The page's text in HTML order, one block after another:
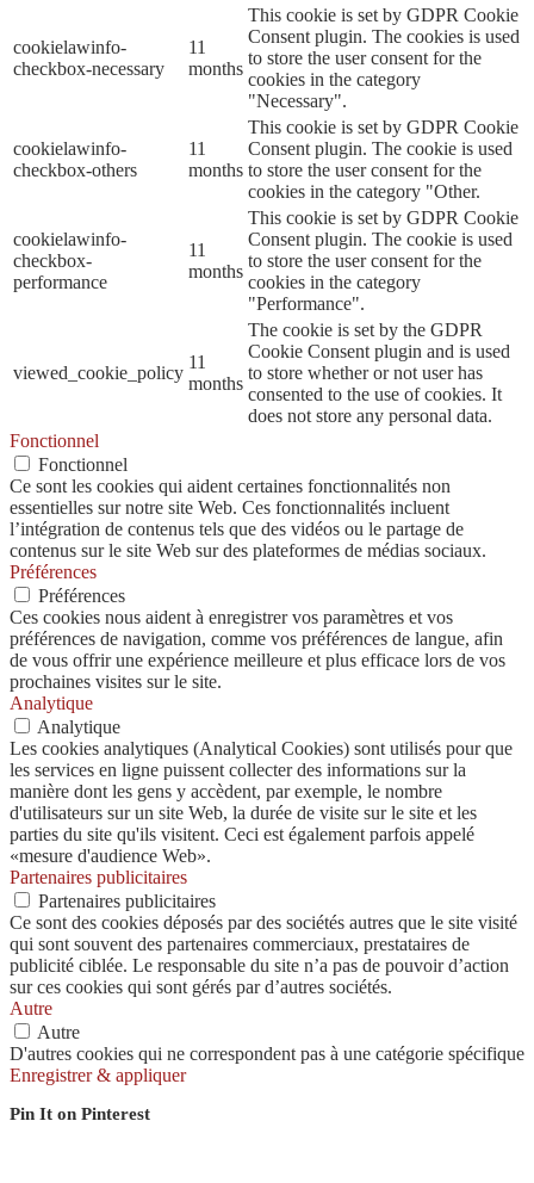
cookielawinfo-
checkbox-necessary
11
months
This cookie is set by GDPR Cookie
Consent plugin. The cookies is used
to store the user consent for the
cookies in the category
"Necessary".
cookielawinfo-
checkbox-others
11
months
This cookie is set by GDPR Cookie
Consent plugin. The cookie is used
to store the user consent for the
cookies in the category "Other.
cookielawinfo-
checkbox-
performance
11
months
This cookie is set by GDPR Cookie
Consent plugin. The cookie is used
to store the user consent for the
cookies in the category
"Performance".
viewed_cookie_policy
11
months
The cookie is set by the GDPR
Cookie Consent plugin and is used
to store whether or not user has
consented to the use of cookies. It
does not store any personal data.
Fonctionnel
Fonctionnel
Ce sont les cookies qui aident certaines fonctionnalités non
essentielles sur notre site Web. Ces fonctionnalités incluent
l’intégration de contenus tels que des vidéos ou le partage de
contenus sur le site Web sur des plateformes de médias sociaux.
Préférences
Préférences
Ces cookies nous aident à enregistrer vos paramètres et vos
préférences de navigation, comme vos préférences de langue, afin
de vous offrir une expérience meilleure et plus efficace lors de vos
prochaines visites sur le site.
Analytique
Analytique
Les cookies analytiques (Analytical Cookies) sont utilisés pour que
les services en ligne puissent collecter des informations sur la
manière dont les gens y accèdent, par exemple, le nombre
d'utilisateurs sur un site Web, la durée de visite sur le site et les
parties du site qu'ils visitent. Ceci est également parfois appelé
«mesure d'audience Web».
Partenaires publicitaires
Partenaires publicitaires
Ce sont des cookies déposés par des sociétés autres que le site visité
qui sont souvent des partenaires commerciaux, prestataires de
publicité ciblée. Le responsable du site n’a pas de pouvoir d’action
sur ces cookies qui sont gérés par d’autres sociétés.
Autre
Autre
D'autres cookies qui ne correspondent pas à une catégorie spécifique
Enregistrer & appliquer
Pin It on Pinterest